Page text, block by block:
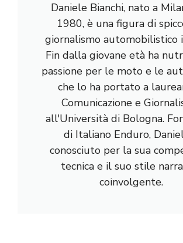
Daniele Bianchi, nato a
1980, è una figura di
giornalismo automobilistico
Fin dalla giovane età ha
passione per le moto e le
che lo ha portato a
Comunicazione e
all'Università di Bologna.
di Italiano Enduro,
conosciuto per la sua
tecnica e il suo stile
coinvolgente.